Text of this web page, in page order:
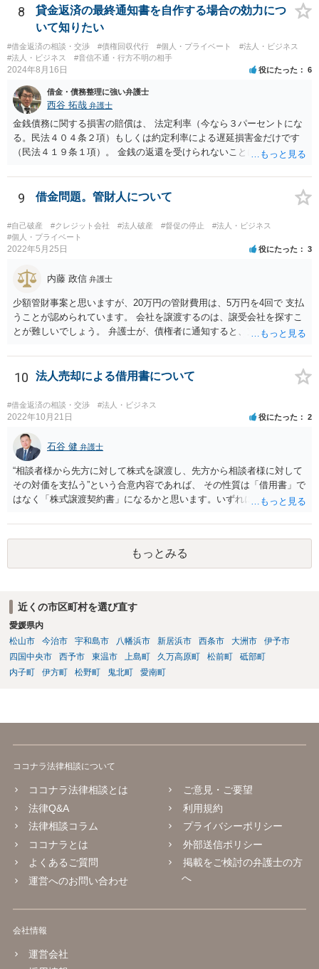
に残らないことになるため、弁護士としても慎重な判断が求められま
す。 > 例えば弁護士費用を分割で積立するなど半年、１年かかる場合
でも かなり率直な（身も蓋もない）意見を述べると、担保に供されて
いる共有持分を親族が取得することで不動産を守りたいのであれば、
弁護士費用は長期分割などせず、親族等から援助して貰うことを模索
すが、それによって共有持分を取得できる可能性が高くなるのであれ
ば、他の共有者にとってもそれを支出するだけのメリットがあると思
います）。
8
貸金返済の最終通知書を自作する場合の効力につ
いて知りたい
#借金返済の相談・交渉 #債権回収代行 #個人・プライベート
#法人・ビジネス
#法人・ビジネス
#音信不通・行方不明の相手
2024年8月16日 役にたった 6
借金・債務整理に強い弁護士
西谷 拓哉 弁護士
金銭債務に関する損害の賠償は、 法定利率（今なら３パーセントにな
る。民法４０４条２項）もしくは約定利率による遅延損害金だけです
（民法４１９条１項）。 金銭の返還を受けられないことにより何か損
まります。 なお、すでに他の弁護士が先に記載されたとおり、連帯保
証人に対する請求については、法定の要件を満たさない限り、連帯保
証契約として効力が生じません。弁護士の依頼の有無はこれを左右し
ないので、注意が必要です。
9 借金問題。管財人について
#自己破産 #クレジット会社 #法人破産 #督促の停止
#法人・ビジネス
#個人・プライベート
2022年5月25日 役にたった 3
内藤 政信 弁護士
少額管財事案と思いますが、20万円の管財費用は、5万円を4回で 支払
うことが認められています。 会社を譲渡するのは、譲受会社を探すこ
とが難しいでしょう。 弁護士が、債権者に通知すると、支払いを止め
う。
10 法人売却による借用書について
#借金返済の相談・交渉 #法人・ビジネス
2022年10月21日 役にたった 2
石谷 健 弁護士
“相談者様から先方に対して株式を譲渡し、先方から相談者様に対して
その対価を支払う”という合意内容であれば、 その性質は「借用書」で
はなく「株式譲渡契約書」になるかと思います。いずれにせよ、口約
た場合に、相談者様として、民事訴訟を経ないでいきなり強制執行
（先方の財産を差し押さえること等）を行えるようにしておくには、
単に両者間で契約書を作成するのではなく、 両者が公証役場に赴い
て、公証人によって作成される公正証書の形式で契約の締結を行うこ
載を盛り込んでおく必要もあります。 以上について、さらに詳しくお
知りになりたい場合は、法律事務所等での弁護士への法律相談をご検
討ください。
もっとみる
近くの市区町村を選び直す
愛媛県内
松山市
今治市 宇和島市 八幡浜市 新居浜市 西条市 大洲市
伊予市
四国中央市
西予市 東温市 上島町 久万高原町 松前町
砥部町
内子町
伊方町 松野町 鬼北町 愛南町
ココナラ法律相談について
ココナラ法律相談とは
法律Q&A
法律相談コラム
ココナラとは
よくあるご質問
運営へのお問い合わせ
ご意見・ご要望
利用規約
プライバシーポリシー
外部送信ポリシー
掲載をご検討の弁護士の方
へ
会社情報
運営会社